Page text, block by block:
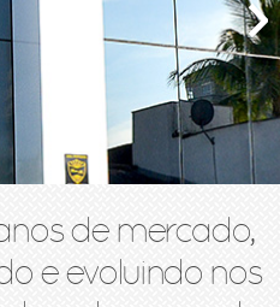
de mercado,
e evoluindo nos